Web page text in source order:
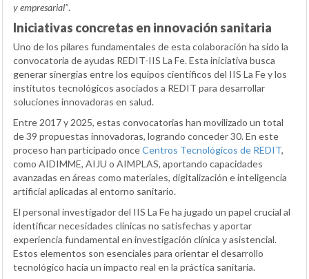
y empresarial”.
Iniciativas concretas en innovación sanitaria
Uno de los pilares fundamentales de esta colaboración ha sido la
convocatoria de ayudas REDIT-IIS La Fe. Esta iniciativa busca
generar sinergias entre los equipos científicos del IIS La Fe y los
institutos tecnológicos asociados a REDIT para desarrollar
soluciones innovadoras en salud.
Entre 2017 y 2025, estas convocatorias han movilizado un total
de 39 propuestas innovadoras, logrando conceder 30. En este
proceso han participado onceCentros Tecnológicos de REDIT,
como AIDIMME, AIJU o AIMPLAS, aportando capacidades
avanzadas en áreas como materiales, digitalización e inteligencia
artificial aplicadas al entorno sanitario.
El personal investigador del IIS La Fe ha jugado un papel crucial al
identificar necesidades clínicas no satisfechas y aportar
experiencia fundamental en investigación clínica y asistencial.
Estos elementos son esenciales para orientar el desarrollo
tecnológico hacia un impacto real en la práctica sanitaria.